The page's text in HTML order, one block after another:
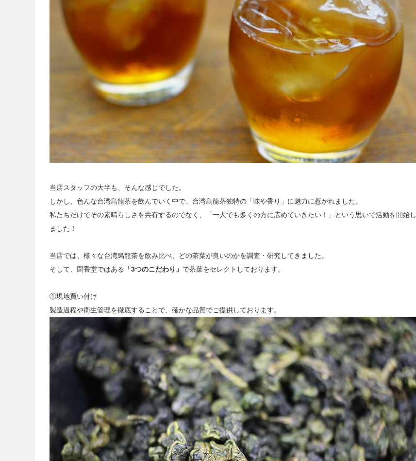
当店スタッフの大半も、そんな感じでした。
しかし、色んな台湾烏龍茶を飲んでいく中で、台湾烏龍茶独特の「味や香り」に魅力に惹かれました。
私たちだけでその素晴らしさを共有するのでなく、「一人でも多くの方に広めていきたい！」という思いで活動を開始し
ました！
当店では、様々な台湾烏龍茶を飲み比べ、どの茶葉が良いのかを調査・研究してきました。
そして、聞香堂ではある
「3つのこだわり」 で茶葉をセレクトしております。
①現地買い付け
製造過程や衛生管理を徹底することで、確かな品質でご提供しております。